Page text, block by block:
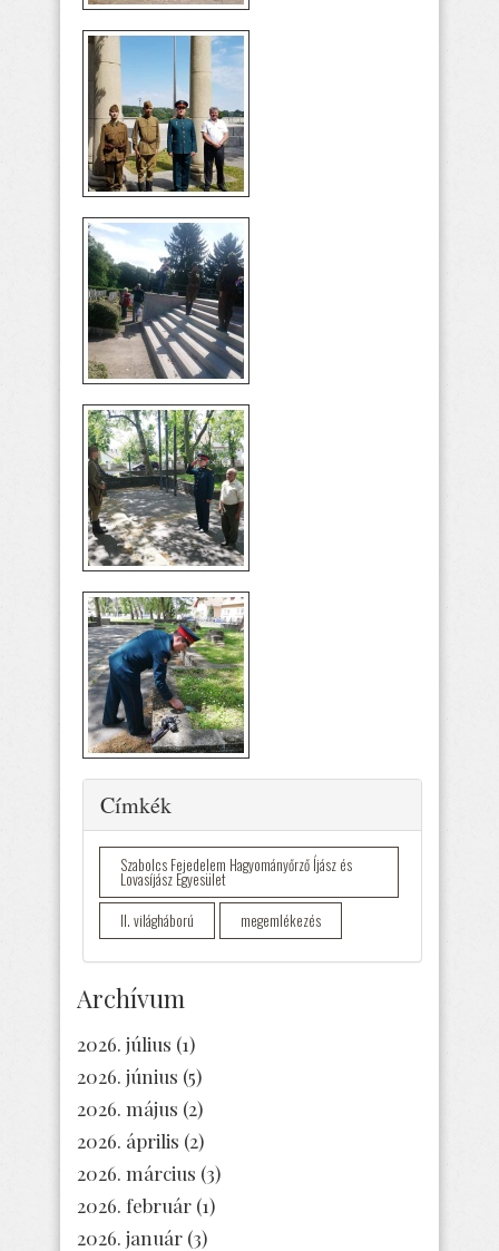
Elrejtés
Címkék
Szabolcs Fejedelem Hagyományőrző Íjász és
Lovasíjász Egyesület
II. világháború
megemlékezés
Archívum
2026. július (1)
2026. június (5)
2026. május (2)
2026. április (2)
2026. március (3)
2026. február (1)
2026. január (3)